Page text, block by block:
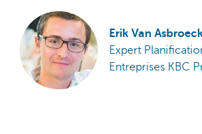
Erik Van
Expert
Entreprises KBC